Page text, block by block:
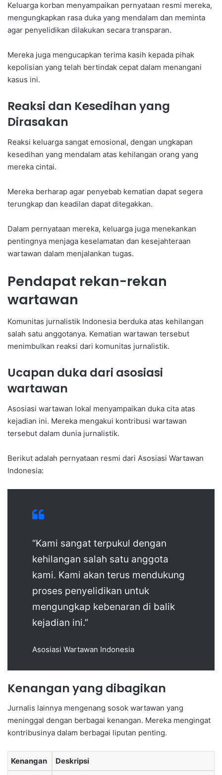
Keluarga korban menyampaikan pernyataan resmi mereka,
mengungkapkan rasa duka yang mendalam dan meminta
agar penyelidikan dilakukan secara transparan.
Mereka juga mengucapkan terima kasih kepada pihak
kepolisian yang telah bertindak cepat dalam menangani
kasus ini.
Reaksi dan Kesedihan yang
Dirasakan
Reaksi keluarga sangat emosional, dengan ungkapan
kesedihan yang mendalam atas kehilangan orang yang
mereka cintai.
Mereka berharap agar penyebab kematian dapat segera
terungkap dan keadilan dapat ditegakkan.
Dalam pernyataan mereka, keluarga juga menekankan
pentingnya menjaga keselamatan dan kesejahteraan
wartawan dalam menjalankan tugas.
Pendapat rekan-rekan
wartawan
Komunitas jurnalistik Indonesia berduka atas kehilangan
salah satu anggotanya. Kematian wartawan tersebut
menimbulkan reaksi dari komunitas jurnalistik.
Ucapan duka dari asosiasi
wartawan
Asosiasi wartawan lokal menyampaikan duka cita atas
kejadian ini. Mereka mengakui kontribusi wartawan
tersebut dalam dunia jurnalistik.
Berikut adalah pernyataan resmi dari Asosiasi Wartawan
Indonesia:
“Kami sangat terpukul dengan
kehilangan salah satu anggota
kami. Kami akan terus mendukung
proses penyelidikan untuk
mengungkap kebenaran di balik
kejadian ini.”
Asosiasi Wartawan Indonesia
Kenangan yang dibagikan
Jurnalis lainnya mengenang sosok wartawan yang
meninggal dengan berbagai kenangan. Mereka mengingat
kontribusinya dalam berbagai liputan penting.
Kenangan Deskripsi